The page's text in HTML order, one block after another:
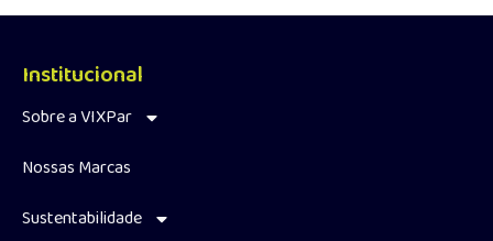
Institucional
Sobre a VIXPar
Nossas Marcas
Sustentabilidade